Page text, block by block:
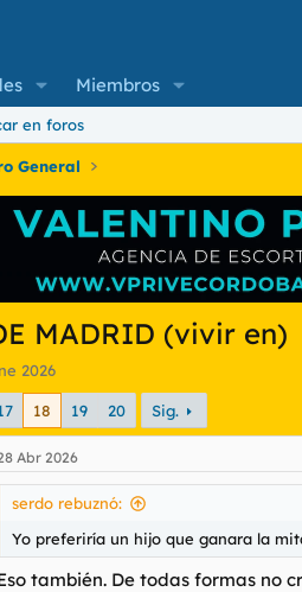
Miembros
en foros
General
MADRID (vivir en)
2026
18 19 20 Sig.
Abr 2026
serdo rebuznó:
Yo preferiría un hijo que ganara la
también. De todas formas no